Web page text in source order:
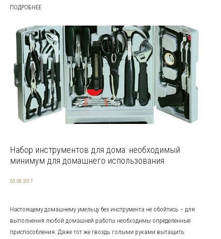
ПОДРОБНЕЕ
Набор инструментов для дома: необходимый
минимум для домашнего использования
03.08.2017
Настоящему домашнему умельцу без инструмента не обойтись – для
выполнения любой домашней работы необходимы определенные
приспособления. Даже тот же гвоздь голыми руками вытащить